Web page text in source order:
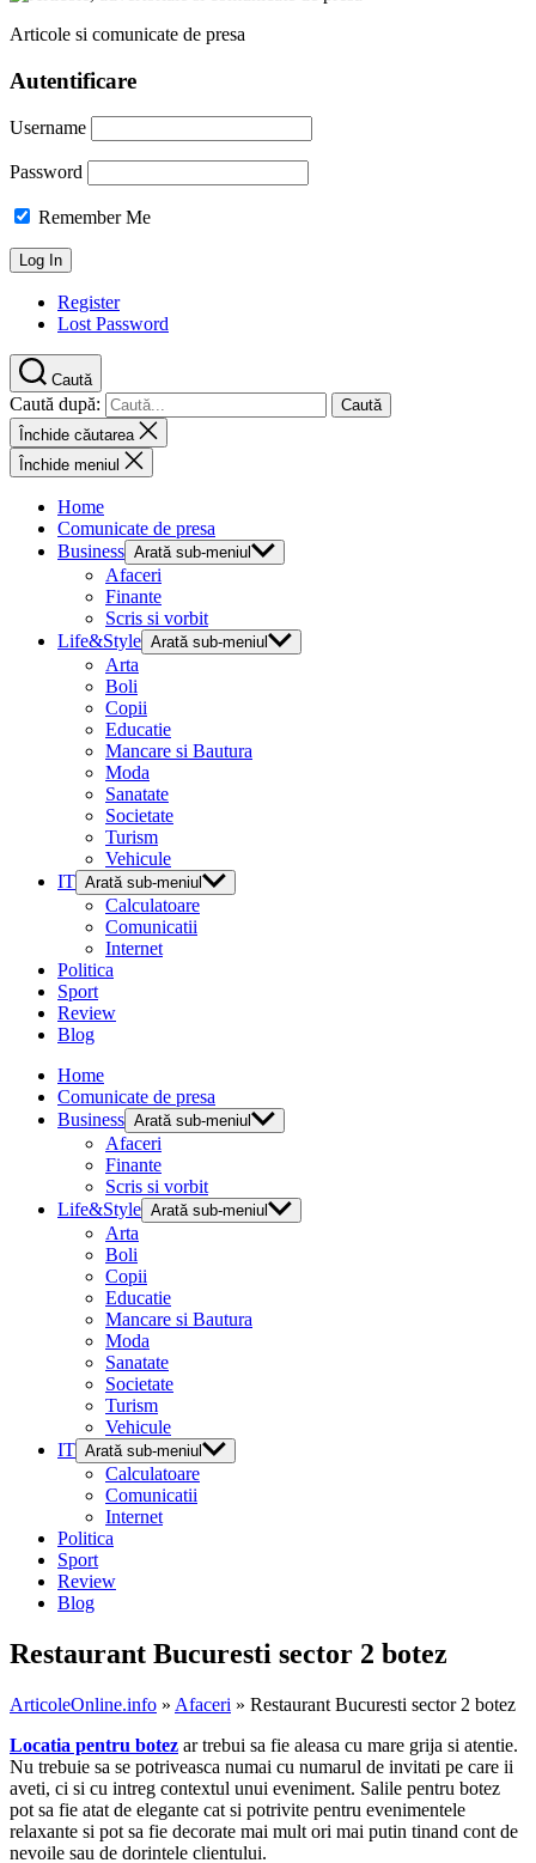
Articole si comunicate de presa
Autentificare
Username
Password
Remember Me
Register
Lost Password
Caută
Caută după:
Închide căutarea
Închide meniul
Home
Comunicate de presa
Business Arată sub-meniul
Afaceri
Finante
Scris si vorbit
Life&Style Arată sub-meniul
Arta
Boli
Copii
Educatie
Mancare si Bautura
Moda
Sanatate
Societate
Turism
Vehicule
IT Arată sub-meniul
Calculatoare
Comunicatii
Internet
Politica
Sport
Review
Blog
Home
Comunicate de presa
Business Arată sub-meniul
Afaceri
Finante
Scris si vorbit
Life&Style Arată sub-meniul
Arta
Boli
Copii
Educatie
Mancare si Bautura
Moda
Sanatate
Societate
Turism
Vehicule
IT Arată sub-meniul
Calculatoare
Comunicatii
Internet
Politica
Sport
Review
Blog
Restaurant Bucuresti sector 2 botez
ArticoleOnline.info » Afaceri » Restaurant Bucuresti sector 2 botez
Locatia pentru botez ar trebui sa fie aleasa cu mare grija si atentie.
Nu trebuie sa se potriveasca numai cu numarul de invitati pe care ii
aveti, ci si cu intreg contextul unui eveniment. Salile pentru botez
pot sa fie atat de elegante cat si potrivite pentru evenimentele
relaxante si pot sa fie decorate mai mult ori mai putin tinand cont de
nevoile sau de dorintele clientului.